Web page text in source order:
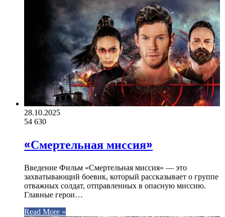
28.10.2025
54 630
«Смертельная миссия»
Введение Фильм «Смертельная миссия» — это
захватывающий боевик, который рассказывает о группе
отважных солдат, отправленных в опасную миссию.
Главные герои…
Read More »